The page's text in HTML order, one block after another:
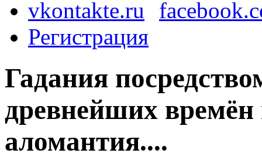
Регистрация
Гадания
древнейших
аломантия....